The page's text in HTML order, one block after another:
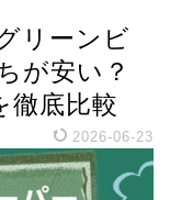
リーンビ
が安い？
徹底比較
2026-06-23